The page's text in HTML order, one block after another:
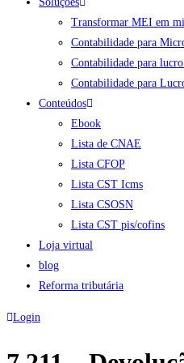
Transformar MEI em
Contabilidade para
Contabilidade para
Contabilidade para
Conteúdos
Ebook
Lista de CNAE
Lista CFOP
Lista CST Icms
Lista CSOSN
Lista CST pis/cofins
Loja virtual
blog
Reforma tributária
Login